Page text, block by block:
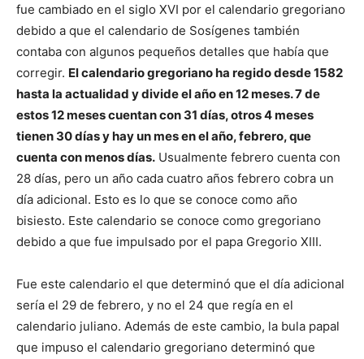
fue cambiado en el siglo XVI por el calendario gregoriano
debido a que el calendario de Sosígenes también
contaba con algunos pequeños detalles que había que
corregir. El calendario gregoriano ha regido desde 1582
hasta la actualidad y divide el año en 12 meses. 7 de
estos 12 meses cuentan con 31 días, otros 4 meses
tienen 30 días y hay un mes en el año, febrero, que
cuenta con menos días. Usualmente febrero cuenta con
28 días, pero un año cada cuatro años febrero cobra un
día adicional. Esto es lo que se conoce como año
bisiesto. Este calendario se conoce como gregoriano
debido a que fue impulsado por el papa Gregorio XIII.
Fue este calendario el que determinó que el día adicional
sería el 29 de febrero, y no el 24 que regía en el
calendario juliano. Además de este cambio, la bula papal
que impuso el calendario gregoriano determinó que